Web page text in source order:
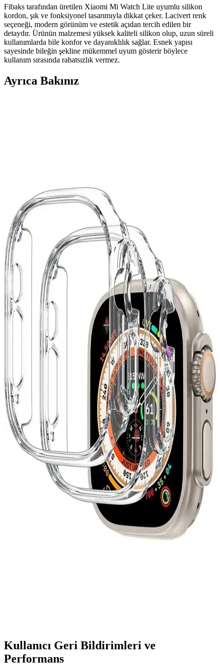
Fibaks tarafından üretilen Xiaomi Mi Watch Lite uyumlu silikon
kordon, şık ve fonksiyonel tasarımıyla dikkat çeker. Lacivert renk
seçeneği, modern görünüm ve estetik açıdan tercih edilen bir
detaydır. Ürünün malzemesi yüksek kaliteli silikon olup, uzun süreli
kullanımlarda bile konfor ve dayanıklılık sağlar. Esnek yapısı
sayesinde bileğin şekline mükemmel uyum gösterir böylece
kullanım sırasında rahatsızlık vermez.
Ayrıca Bakınız
Dikkat Edilmesi Gerekenler
Huawei Fit 4 ve Pro modelleri, sağlık ve spor takibi özellikleriyle
öne çıkan uygun fiyatlı akıllı saatlerdir. Hangi modelin
ihtiyaçlarınıza uygun olduğunu keşfedin.
Samsung Galaxy Watch 4: Gelişmiş Tasarım ve
Sağlık Takibi Özellikleriyle Yeni Nesil Akıllı Saat
Samsung Galaxy Watch 4, AMOLED ekran, güçlü işlemci ve sağlık
sensörleriyle öne çıkan, kişiselleştirilebilir ve yüksek performanslı
akıllı saat seçeneği sunuyor.
Apple Watch 8 Ultra İçin 360 Derece Koruma
Sağlayan Kılıflar ve Seçim Rehberi
Apple Watch 8 Ultra'ınızı darbelere ve çiziklere karşı koruyan 360
derece kılıf modelleri, dayanıklı malzemeler ve fonksiyonel
tasarımlarla uzun ömür sağlar.
Modern Dijital Saatler: Şık Tasarımlar ve En Son
Teknolojik Özellikler
Gelişen tasarım ve teknolojik özelliklerle modern dijital saatler,
estetik ve fonksiyonelliği bir arada sunarak günlük yaşamınıza şıklık
katıyor.
TCL MoveTime MT42 Çocuklar İçin Güvenilir
Akıllı Saat Özellikleri ve Fiyatları
TCL MoveTime MT42, dayanıklı tasarımı ve iletişim özellikleriyle
çocuklar ve ebeveynler için ideal, uygun fiyatlı akıllı saat seçeneği.
Sağlam yapısı ve kullanışlı fonksiyonlarıyla öne çıkıyor.
Redmi Watch 3 Active ve Redmi Watch 4
Karşılaştırması: Özellikler ve Seçim Rehberi
Redmi Watch 3 Active ve Redmi Watch 4 modellerinin özellikleri,
Kullanıcı Geri Bildirimleri ve
Performans